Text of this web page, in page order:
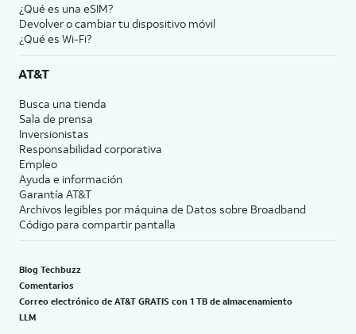
¿Qué es una eSIM?
Devolver o cambiar tu dispositivo móvil
¿Qué es Wi-Fi?
AT&T
Busca una tienda
Sala de prensa
Inversionistas
Responsabilidad corporativa
Empleo
Ayuda e información
Garantía AT&T
Archivos legibles por máquina de Datos sobre Broadband
Código para compartir pantalla
Blog Techbuzz
Comentarios
Correo electrónico de AT&T GRATIS con 1 TB de almacenamiento
LLM